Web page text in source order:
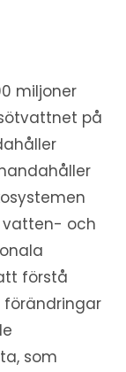
miljoner
på
vatten- och
förstå
förändringar
som